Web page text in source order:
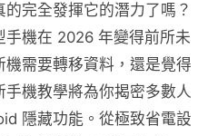
完全發揮它的潛力了嗎？
手機在 2026 年變得前所未
需要轉移資料，還是覺得
機教學將為你揭密多數人
隱藏功能。從極致省電設